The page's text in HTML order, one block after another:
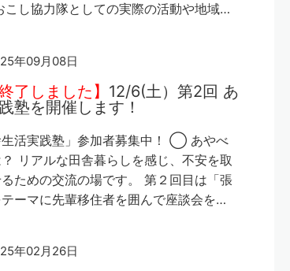
こし協力隊としての実際の活動や地域…
年09月08日
了しました】 12/6(土）第2回 あ
塾を開催します！
生活実践塾」参加者募集中！ ◯ あやべ
リアルな田舎暮らしを感じ、不安を取
ための交流の場です。 第２回目は「張
ーマに先輩移住者を囲んで座談会を…
年02月26日